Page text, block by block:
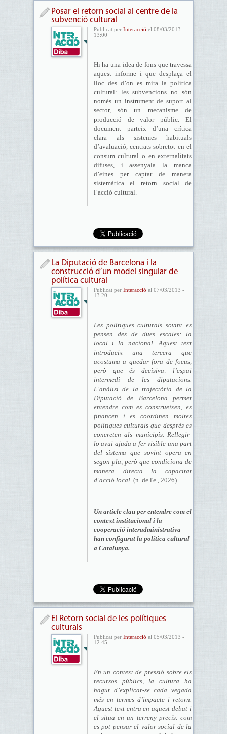
Posar el retorn social al centre de la
subvenció cultural
Publicat per Interacció el 08/03/2013 -
13:00
Hi ha una idea de fons que travessa
aquest informe i que desplaça el
lloc des d’on es mira la política
cultural: les subvencions no són
només un instrument de suport al
sector, són un mecanisme de
producció de valor públic. El
document parteix d’una crítica
clara als sistemes habituals
d’avaluació, centrats sobretot en el
consum cultural o en externalitats
difuses, i assenyala la manca
d’eines per captar de manera
sistemàtica el retorn social de
l’acció cultural.
La Diputació de Barcelona i la
construcció d’un model singular de
política cultural
Publicat per Interacció el 07/03/2013 -
13:20
Les polítiques culturals sovint es
pensen des de dues escales: la
local i la nacional. Aquest text
introdueix una tercera que
acostuma a quedar fora de focus,
però que és decisiva: l’espai
intermedi de les diputacions.
L’anàlisi de la trajectòria de la
Diputació de Barcelona permet
entendre com es construeixen, es
financen i es coordinen moltes
polítiques culturals que després es
concreten als municipis. Rellegir-
lo avui ajuda a fer visible una part
del sistema que sovint opera en
segon pla, però que condiciona de
manera directa la capacitat
d’acció local. (n. de l'e., 2026)
Un article clau per entendre com el
context institucional i la
cooperació interadministrativa
han configurat la política cultural
a Catalunya.
El Retorn social de les polítiques
culturals
Publicat per Interacció el 05/03/2013 -
12:45
En un context de pressió sobre els
recursos públics, la cultura ha
hagut d’explicar-se cada vegada
més en termes d’impacte i retorn.
Aquest text entra en aquest debat i
el situa en un terreny precís: com
es pot pensar el valor social de la